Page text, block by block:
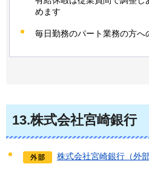
めます
毎日勤務のパート業務の方
13.株式会社宮崎銀行
株式会社宮崎銀行（外